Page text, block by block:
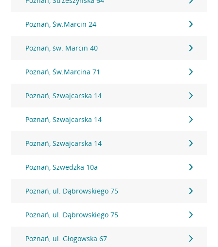
Poznań, Św.Marcin 24
Poznań, św. Marcin 40
Poznań, Św.Marcina 71
Poznań, Szwajcarska 14
Poznań, Szwajcarska 14
Poznań, Szwajcarska 14
Poznań, Szwedzka 10a
Poznań, ul. Dąbrowskiego 75
Poznań, ul. Dąbrowskiego 75
Poznań, ul. Głogowska 67